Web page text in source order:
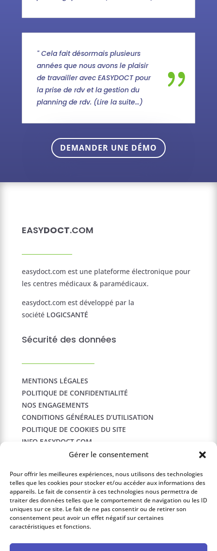
Gérer le consentement
Pour offrir les meilleures expériences, nous utilisons des technologies
telles que les cookies pour stocker et/ou accéder aux informations des
appareils. Le fait de consentir à ces technologies nous permettra de
traiter des données telles que le comportement de navigation ou les ID
uniques sur ce site. Le fait de ne pas consentir ou de retirer son
consentement peut avoir un effet négatif sur certaines
caractéristiques et fonctions.
" Cela fait désormais plusieurs
années que nous avons le plaisir
de travailler avec EASYDOCT pour
la prise de rdv et la gestion du
planning de rdv. (Lire la suite…)
DEMANDER UNE DÉMO
EASYDOCT.COM
easydoct.com est une plateforme électronique pour
les centres médicaux & paramédicaux.
easydoct.com est développé par la
société LOGICSANTÉ
Sécurité des données
MENTIONS LÉGALES
POLITIQUE DE CONFIDENTIALITÉ
NOS ENGAGEMENTS
CONDITIONS GÉNÉRALES D’UTILISATION
POLITIQUE DE COOKIES DU SITE
INFO.EASYDOCT.COM
LOGICSANTÉ
1360 route des Dolines
Les Cardoulines B2
06560 Valbonne Sophia Antipolis